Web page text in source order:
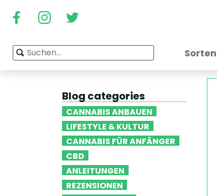
Sorten
Blog categories
CANNABIS ANBAUEN
LIFESTYLE & KULTUR
CANNABIS FÜR ANFÄNGER
CBD
ANLEITUNGEN
REZENSIONEN